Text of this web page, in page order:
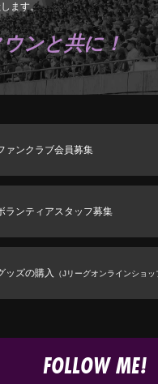
ます。
ンと共に！
ァンクラブ会員募集
ランティアスタッフ募集
ッズの購入 （Jリーグオンラインショッ
FOLLOW ME!